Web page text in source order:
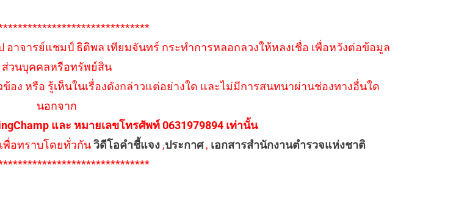
าจารย์แชมป์ ธิติพล เทียมจันทร์ กระทำการหลอกลวงให้หลงเชื่อ เพื่อหวังต่อข้อมูล
ส่วนบุคคลหรือทรัพย์สิน
ง หรือ รู้เห็นในเรื่องดังกล่าวแต่อย่างใด และไม่มีการสนทนาผ่านช่องทางอื่นใด
นอกจาก
และ หมายเลขโทรศัพท์ 0631979894 เท่านั้น
พื่อทราบโดยทั่วกันวิดีโอคำชี้แจง,ประกาศ, เอกสารสำนักงานตำรวจแห่งชาติ